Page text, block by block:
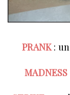
PRANK :
MADNESS